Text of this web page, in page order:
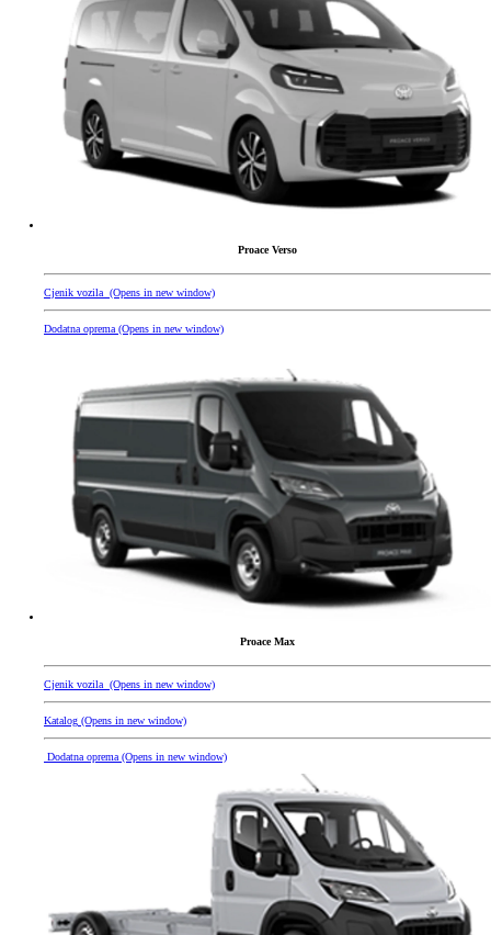
Proace Verso
Cjenik vozila (Opens in new window)
Dodatna oprema (Opens in new window)
Proace Max
Cjenik vozila (Opens in new window)
Katalog (Opens in new window)
Dodatna oprema (Opens in new window)